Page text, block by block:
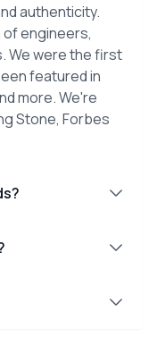
authenticity.
engineers,
We were the first
featured in
more. We're
Stone, Forbes